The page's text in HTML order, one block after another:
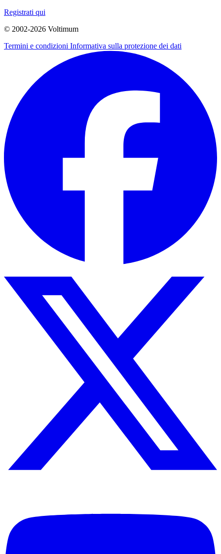
Registrati qui
© 2002-2026 Voltimum
Termini e condizioni Informativa sulla protezione dei dati